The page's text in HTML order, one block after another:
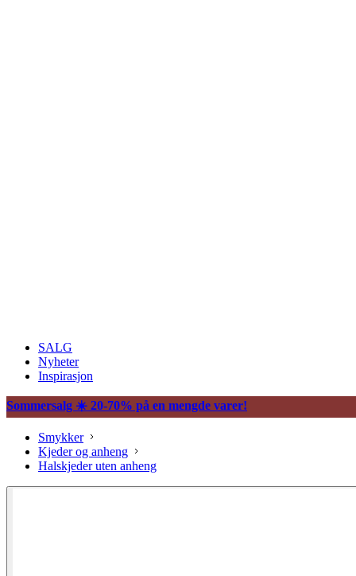
SALG
Nyheter
Inspirasjon
Sommersalg ☀️ 20-70% på en mengde varer!
Smykker
Kjeder og anheng
Halskjeder uten anheng